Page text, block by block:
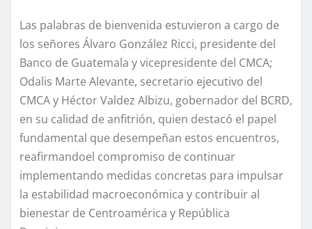
Las palabras de bienvenida estuvieron a cargo de
los señores Álvaro González Ricci, presidente del
Banco de Guatemala y vicepresidente del CMCA;
Odalis Marte Alevante, secretario ejecutivo del
CMCAy Héctor Valdez Albizu, gobernador del BCRD,
en su calidad de anfitrión, quien destacó el papel
fundamental que desempeñan estos encuentros,
reafirmandoel compromiso de continuar
implementando medidas concretas para impulsar
la estabilidad macroeconómica y contribuir al
bienestar de Centroamérica y República